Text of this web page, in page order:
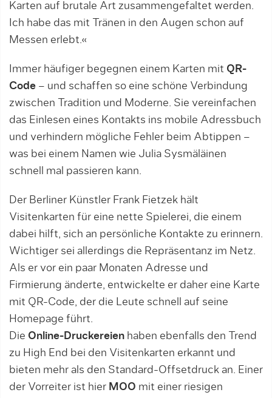
Karten auf brutale Art zusammenge­faltet wer­den.
Ich habe das mit Tränen in den Augen schon auf
Messen erlebt.«
Immer häufiger begegnen einem Kar­ten mit QR-
Code – und schaffen so eine schöne Verbindung
zwischen Tra­dition und Moderne. Sie vereinfachen
das Einlesen eines Kontakts ins mobile Adressbuch
und verhindern mögliche Fehler beim Abtippen –
was bei einem Namen wie Julia Sysmäläinen
schnell mal passieren kann.
Der Berliner Künst­ler Frank Fietzek hält
Visitenkarten für eine nette Spielerei, die einem
dabei hilft, sich an persönliche Kontakte zu erinnern.
Wich­tiger sei allerdings die Re­präsentanz im Netz.
Als er vor ein paar Monaten Adresse und
Firmierung änderte, entwickelte er daher eine Kar­te
mit QR-Code, der die Leute schnell auf seine
Homepage führt.
Die Online-Druckereien haben ebenfalls den Trend
zu High End bei den Visitenkarten erkannt und
bieten mehr als den Standard-Offsetdruck an. Einer
der Vorreiter ist hier MOO mit einer riesigen